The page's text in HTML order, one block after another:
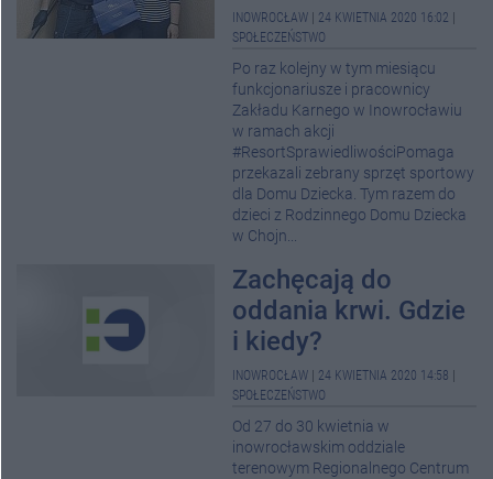
INOWROCŁAW 24 KWIETNIA 2020 16:02
SPOŁECZEŃSTWO
Po raz kolejny w tym miesiącu
funkcjonariusze i pracownicy
Zakładu Karnego w Inowrocławiu
w ramach akcji
#ResortSprawiedliwościPomaga
przekazali zebrany sprzęt sportowy
dla Domu Dziecka. Tym razem do
dzieci z Rodzinnego Domu Dziecka
w Chojn...
Zachęcają do
oddania krwi. Gdzie
i kiedy?
INOWROCŁAW 24 KWIETNIA 2020 14:58
SPOŁECZEŃSTWO
Od 27 do 30 kwietnia w
inowrocławskim oddziale
terenowym Regionalnego Centrum